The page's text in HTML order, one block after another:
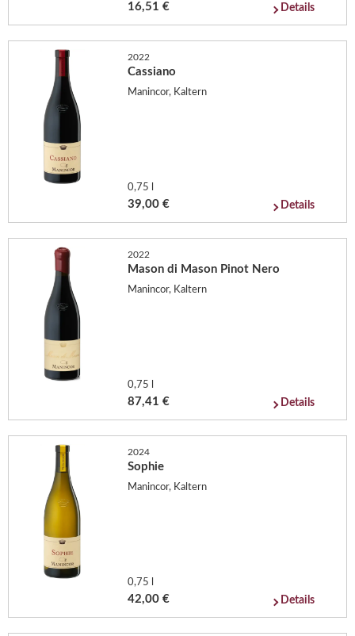
16,51 € Details
2022
Cassiano
Manincor, Kaltern
0,75 l
39,00 € Details
2022
Mason di Mason Pinot Nero
Manincor, Kaltern
0,75 l
87,41 € Details
2024
Sophie
Manincor, Kaltern
0,75 l
42,00 € Details